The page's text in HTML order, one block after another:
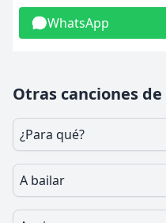
WhatsApp
Otras canciones de
¿Para qué?
A bailar